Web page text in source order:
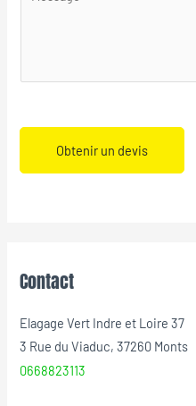
Obtenir un devis
Contact
Elagage Vert Indre et Loire 37
3 Rue du Viaduc, 37260 Monts
0668823113